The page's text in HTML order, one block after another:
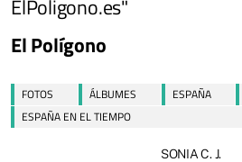
ElPoligono.es"
El Polígono
FOTOS ÁLBUMES ESPAÑA
ESPAÑA EN EL TIEMPO
SONIA C. J.